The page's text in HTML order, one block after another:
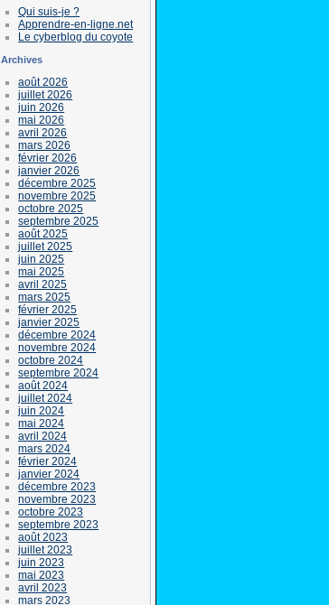
Qui suis-je ?
Apprendre-en-ligne.net
Le cyberblog du coyote
Archives
août 2026
juillet 2026
juin 2026
mai 2026
avril 2026
mars 2026
février 2026
janvier 2026
décembre 2025
novembre 2025
octobre 2025
septembre 2025
août 2025
juillet 2025
juin 2025
mai 2025
avril 2025
mars 2025
février 2025
janvier 2025
décembre 2024
novembre 2024
octobre 2024
septembre 2024
août 2024
juillet 2024
juin 2024
mai 2024
avril 2024
mars 2024
février 2024
janvier 2024
décembre 2023
novembre 2023
octobre 2023
septembre 2023
août 2023
juillet 2023
juin 2023
mai 2023
avril 2023
mars 2023